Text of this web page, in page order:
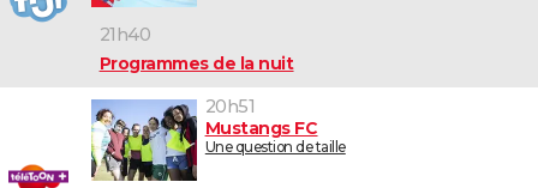
21h40
Programmes de la nuit
20h51
Mustangs FC
Une question de taille